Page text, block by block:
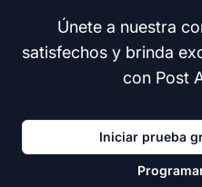
Únete a nuestra
satisfechos y brinda
con Post
Iniciar prueba